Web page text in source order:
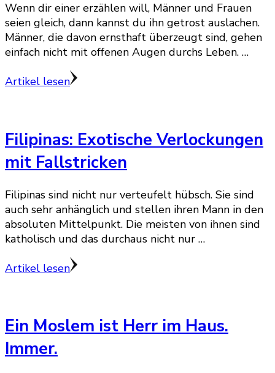
Wenn dir einer erzählen will, Männer und Frauen
seien gleich, dann kannst du ihn getrost auslachen.
Männer, die davon ernsthaft überzeugt sind, gehen
einfach nicht mit offenen Augen durchs Leben. …
Artikel lesen
Filipinas: Exotische Verlockungen
mit Fallstricken
Filipinas sind nicht nur verteufelt hübsch. Sie sind
auch sehr anhänglich und stellen ihren Mann in den
absoluten Mittelpunkt. Die meisten von ihnen sind
katholisch und das durchaus nicht nur …
Artikel lesen
Ein Moslem ist Herr im Haus.
Immer.